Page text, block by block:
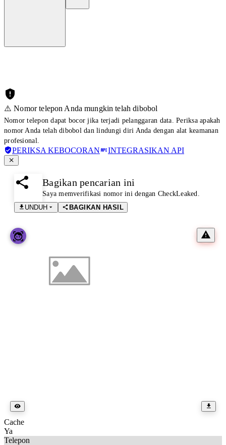
⚠️ Nomor telepon Anda mungkin telah dibobol
Nomor telepon dapat bocor jika terjadi pelanggaran data. Periksa apakah
nomor Anda telah dibobol dan lindungi diri Anda dengan alat keamanan
profesional.
PERIKSA KEBOCORAN INTEGRASIKAN API
Bagikan pencarian ini
Saya memverifikasi nomor ini dengan CheckLeaked.
UNDUH
BAGIKAN HASIL
Cache
Ya
Telepon